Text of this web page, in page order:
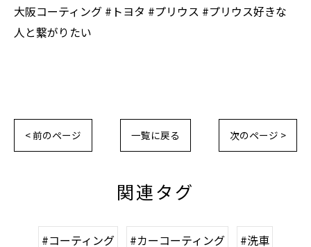
大阪コーティング #トヨタ #プリウス #プリウス好きな
人と繋がりたい
< 前のページ 一覧に戻る 次のページ >
関連タグ
#コーティング #カーコーティング
#洗車